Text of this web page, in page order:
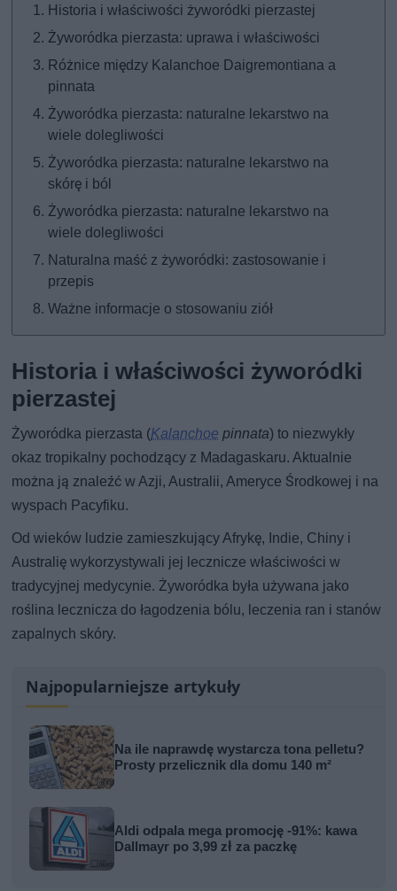
Historia i właściwości żyworódki pierzastej
Żyworódka pierzasta: uprawa i właściwości
Różnice między Kalanchoe Daigremontiana a
pinnata
Żyworódka pierzasta: naturalne lekarstwo na
wiele dolegliwości
Żyworódka pierzasta: naturalne lekarstwo na
skórę i ból
Żyworódka pierzasta: naturalne lekarstwo na
wiele dolegliwości
Naturalna maść z żyworódki: zastosowanie i
przepis
Ważne informacje o stosowaniu ziół
Historia i właściwości żyworódki
pierzastej
Żyworódka pierzasta (Kalanchoe pinnata) to niezwykły
okaz tropikalny pochodzący z Madagaskaru. Aktualnie
można ją znaleźć w Azji, Australii, Ameryce Środkowej i na
wyspach Pacyfiku.
Od wieków ludzie zamieszkujący Afrykę, Indie, Chiny i
Australię wykorzystywali jej lecznicze właściwości w
tradycyjnej medycynie. Żyworódka była używana jako
roślina lecznicza do łagodzenia bólu, leczenia ran i stanów
zapalnych skóry.
Najpopularniejsze artykuły
Na ile naprawdę wystarcza tona pelletu?
Prosty przelicznik dla domu 140 m²
Aldi odpala mega promocję -91%: kawa
Dallmayr po 3,99 zł za paczkę